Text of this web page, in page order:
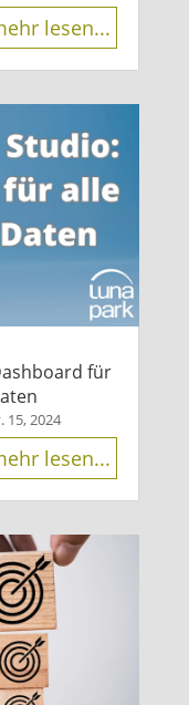
lesen...
für
15, 2024
lesen...